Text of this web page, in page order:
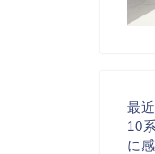
最
10
に